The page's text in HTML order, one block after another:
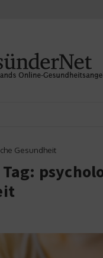
Gesundheit